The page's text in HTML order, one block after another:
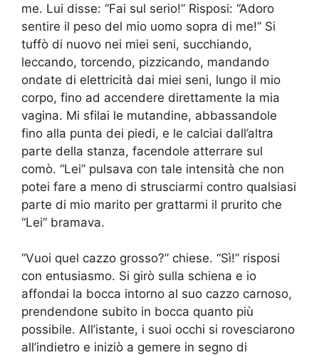
me. Lui disse: “Fai sul serio!” Risposi: “Adoro
sentire il peso del mio uomo sopra di me!” Si
tuffò di nuovo nei miei seni, succhiando,
leccando, torcendo, pizzicando, mandando
ondate di elettricità dai miei seni, lungo il mio
corpo, fino ad accendere direttamente la mia
vagina. Mi sfilai le mutandine, abbassandole
fino alla punta dei piedi, e le calciai dall’altra
parte della stanza, facendole atterrare sul
comò. “Lei” pulsava con tale intensità che non
potei fare a meno di strusciarmi contro qualsiasi
parte di mio marito per grattarmi il prurito che
“Lei” bramava.
“Vuoi quel cazzo grosso?” chiese. “Sì!” risposi
con entusiasmo. Si girò sulla schiena e io
affondai la bocca intorno al suo cazzo carnoso,
prendendone subito in bocca quanto più
possibile. All’istante, i suoi occhi si rovesciarono
all’indietro e iniziò a gemere in segno di